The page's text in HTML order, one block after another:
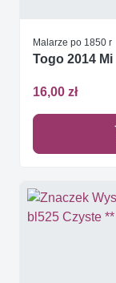
Malarze po 1850 r
Togo 2014
16,00 zł